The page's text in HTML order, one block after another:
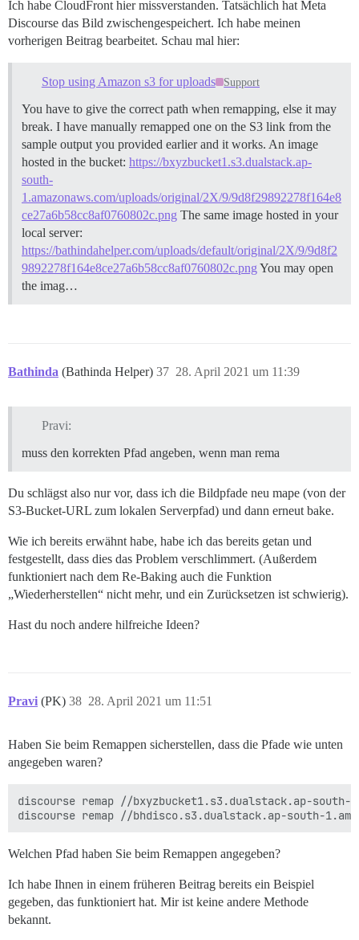
Ich habe CloudFront hier missverstanden. Tatsächlich hat Meta
Discourse das Bild zwischengespeichert. Ich habe meinen
vorherigen Beitrag bearbeitet. Schau mal hier:
Stop using Amazon s3 for uploads Support
You have to give the correct path when remapping, else it may
break. I have manually remapped one on the S3 link from the
sample output you provided earlier and it works. An image
hosted in the bucket: https://bxyzbucket1.s3.dualstack.ap-
south-
1.amazonaws.com/uploads/original/2X/9/9d8f29892278f164e8
ce27a6b58cc8af0760802c.png The same image hosted in your
local server:
https://bathindahelper.com/uploads/default/original/2X/9/9d8f2
9892278f164e8ce27a6b58cc8af0760802c.png You may open
the imag…
Bathinda (Bathinda Helper) 28. April 2021 um 11:39
37
Pravi:
muss den korrekten Pfad angeben, wenn man rema
Du schlägst also nur vor, dass ich die Bildpfade neu mape (von der
S3-Bucket-URL zum lokalen Serverpfad) und dann erneut bake.
Wie ich bereits erwähnt habe, habe ich das bereits getan und
festgestellt, dass dies das Problem verschlimmert. (Außerdem
funktioniert nach dem Re-Baking auch die Funktion
„Wiederherstellen“ nicht mehr, und ein Zurücksetzen ist schwierig).
Hast du noch andere hilfreiche Ideen?
Pravi (PK) 28. April 2021 um 11:51
38
Haben Sie beim Remappen sicherstellen, dass die Pfade wie unten
angegeben waren?
discourse remap //bxyzbucket1.s3.dualstack.ap-south-
Welchen Pfad haben Sie beim Remappen angegeben?
Ich habe Ihnen in einem früheren Beitrag bereits ein Beispiel
gegeben, das funktioniert hat. Mir ist keine andere Methode
bekannt.